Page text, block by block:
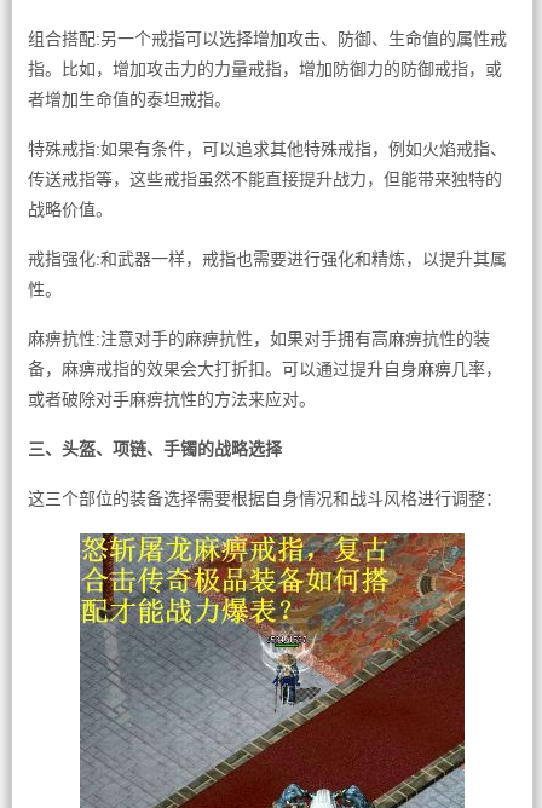
组合搭配:另一个戒指可以选择增加攻击、防御、生命值的属性戒
指。比如，增加攻击力的力量戒指，增加防御力的防御戒指，或
者增加生命值的泰坦戒指。
特殊戒指:如果有条件，可以追求其他特殊戒指，例如火焰戒指、
传送戒指等，这些戒指虽然不能直接提升战力，但能带来独特的
战略价值。
戒指强化:和武器一样，戒指也需要进行强化和精炼，以提升其属
性。
麻痹抗性:注意对手的麻痹抗性，如果对手拥有高麻痹抗性的装
备，麻痹戒指的效果会大打折扣。可以通过提升自身麻痹几率，
或者破除对手麻痹抗性的方法来应对。
三、头盔、项链、手镯的战略选择
这三个部位的装备选择需要根据自身情况和战斗风格进行调整：